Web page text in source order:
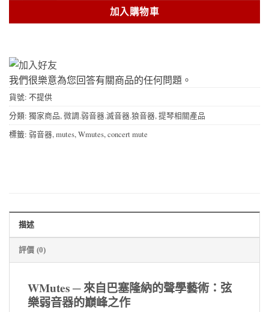
加入購物車
我們很樂意為您回答有關商品的任何問題。
貨號: 不提供
分類: 獨家商品,微調.弱音器.滅音器.狼音器,提琴相關產品
標籤: 弱音器,mutes,Wmutes,concert mute
描述
評價 (0)
WMutes ─ 來自巴塞隆納的聲學藝術：弦
樂弱音器的巔峰之作